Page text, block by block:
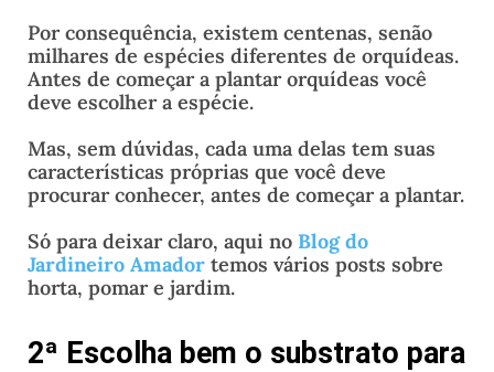
Por consequência, existem centenas, senão
milhares de espécies diferentes de orquídeas.
Antes de começar a plantar orquídeas você
deve escolher a espécie.
Mas, sem dúvidas, cada uma delas tem suas
características próprias que você deve
procurar conhecer, antes de começar a plantar.
Só para deixar claro, aqui no Blog do
Jardineiro Amador temos vários posts sobre
horta, pomar e jardim.
2ª Escolha bem o substrato para